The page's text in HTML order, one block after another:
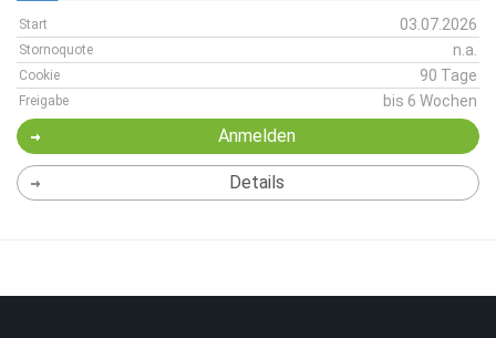
Start 03.07.2026
Stornoquote n.a.
Cookie 90 Tage
Freigabe bis 6 Wochen
Anmelden
Details